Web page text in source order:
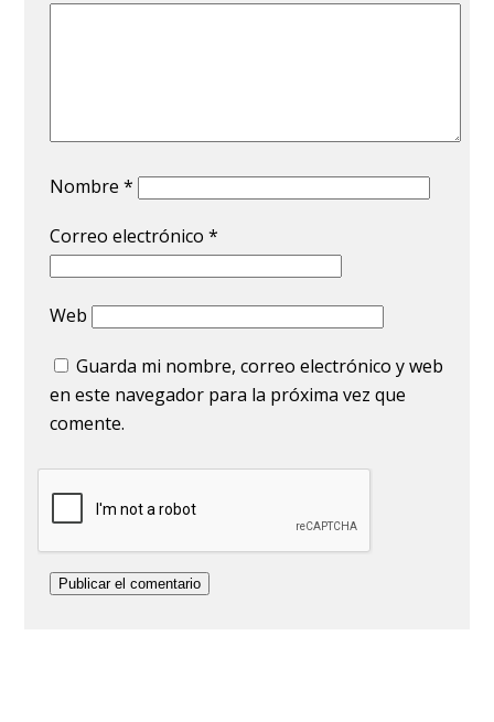
Nombre*
Correo electrónico*
Web
Guarda mi nombre, correo electrónico y web
en este navegador para la próxima vez que
comente.